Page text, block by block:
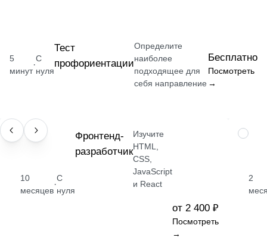
5
минут
·
С
нуля
Тест
профориентации
Определите
наиболее
подходящее для
себя направление
Бесплатно
Посмотреть
→
ПРОФЕССИЯ
10
месяцев
·
С
нуля
Фронтенд-
разработчик
Изучите
HTML,
CSS,
JavaScript
и React
от 2 400 ₽
Посмотреть
→
НАВЫК
2